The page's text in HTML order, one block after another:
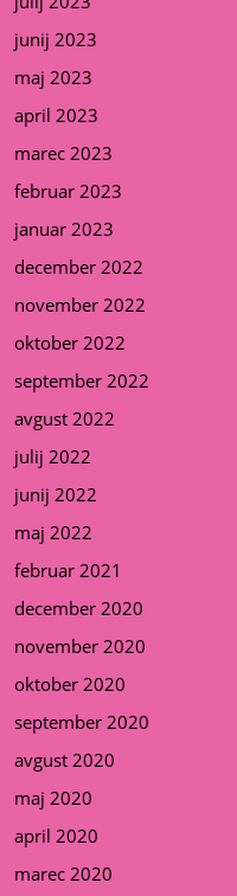
junij 2023
maj 2023
april 2023
marec 2023
februar 2023
januar 2023
december 2022
november 2022
oktober 2022
september 2022
avgust 2022
julij 2022
junij 2022
maj 2022
februar 2021
december 2020
november 2020
oktober 2020
september 2020
avgust 2020
maj 2020
april 2020
marec 2020